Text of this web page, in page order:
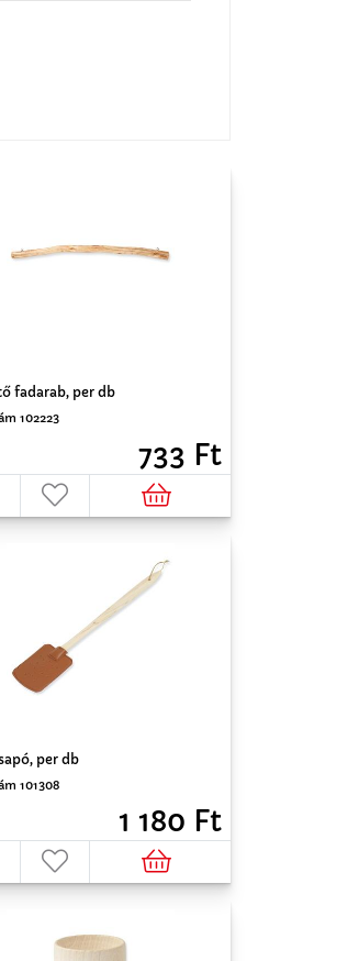
fadarab, per db
102223
733 Ft
per db
101308
1 180 Ft